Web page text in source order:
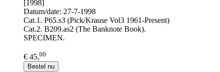
[1998]
Datum/date: 27-7-1998
Cat.1. P65.s3 (Pick/Krause Vol3 1961-Present)
Cat.2. B209.as2 (The Banknote Book).
SPECIMEN.
€ 45,00
Bestel nu